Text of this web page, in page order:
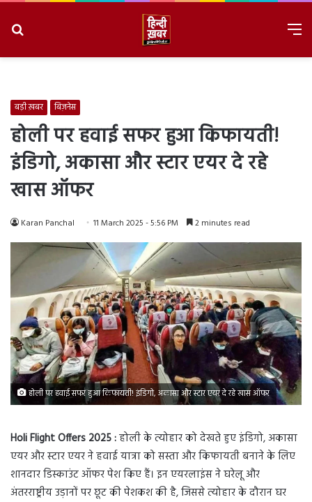
बड़ी ख़बर बिज़नेस
होली पर हवाई सफर हुआ किफायती!
इंडिगो, अकासा और स्टार एयर दे रहे
खास ऑफर
Karan Panchal 11 March 2025 - 5:56 PM 2 minutes read
होली पर हवाई सफर हुआ किफायती! इंडिगो, अकासा और स्टार एयर दे रहे खास ऑफर
Holi Flight Offers 2025 :होली के त्योहार को देखते हुए इंडिगो, अकासा
एयर और स्टार एयर ने हवाई यात्रा को सस्ता और किफायती बनाने के लिए
शानदार डिस्काउंट ऑफर पेश किए हैं। इन एयरलाइंस ने घरेलू और
अंतरराष्ट्रीय उड़ानों पर छूट की पेशकश की है, जिससे त्योहार के दौरान घर